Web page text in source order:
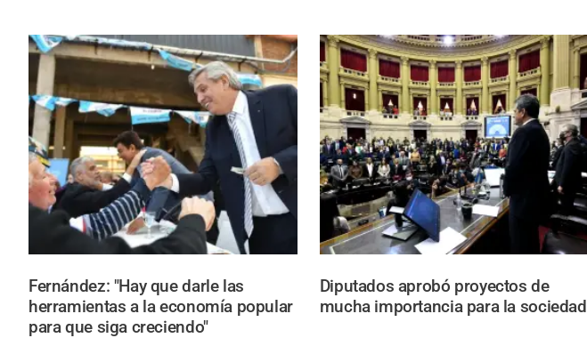
Fernández: "Hay que darle las
herramientas a la economía popular
para que siga creciendo"
Diputados aprobó proyectos de
mucha importancia para la sociedad